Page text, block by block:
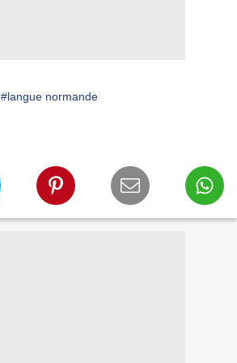
#langue normande